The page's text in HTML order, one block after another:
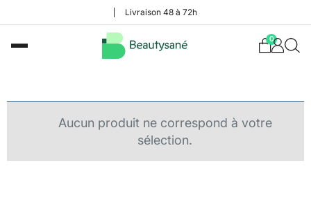
Livraison 48 à 72h
0
Aucun produit ne correspond à votre
sélection.